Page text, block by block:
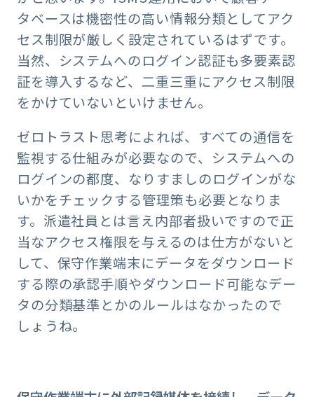
タベースは機密性の高い情報分類としてアク
セス制限が厳しく設定されているはずです。
当然、システムへのログイン認証も多要素認
証を導入するなど、二重三重にアクセス制限
をかけていないといけません。
ゼロトラスト思考によれば、すべての通信を
監視する仕組みが必要なので、システムへの
ログインの都度、なりすましのログインがな
いかをチェックする管理策も必要となりま
す。派遣社員とは言え内部者扱いですので正
当なアクセス権限を与えるのは仕方がないと
して、保守作業端末にデータをダウンロード
する際の承認手順やダウンロード可能なデー
タの分類基準とかのルールはなかったので
しょうね。